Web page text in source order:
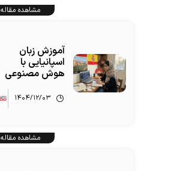
مشاهده مقاله
آموزش زبان
اسپانیایی با
هوش مصنوعی
۱۴۰۴/۱۲/۰۳
مشاهده مقاله